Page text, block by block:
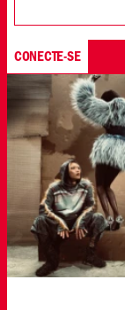
CONECTE-SE